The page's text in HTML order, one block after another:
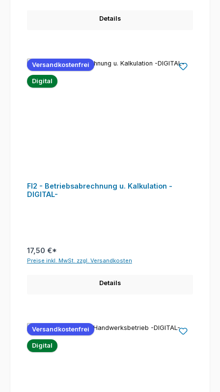
Details
Versandkostenfrei
Digital
FI2 - Betriebsabrechnung u. Kalkulation -
DIGITAL-
17,50 €*
Preise inkl. MwSt. zzgl. Versandkosten
Details
Versandkostenfrei
Digital